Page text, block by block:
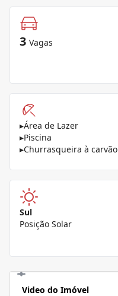
3 Vagas
▸Área de Lazer
▸Piscina
▸Churrasqueira à carvão
Sul
Posição Solar
Video do Imóvel